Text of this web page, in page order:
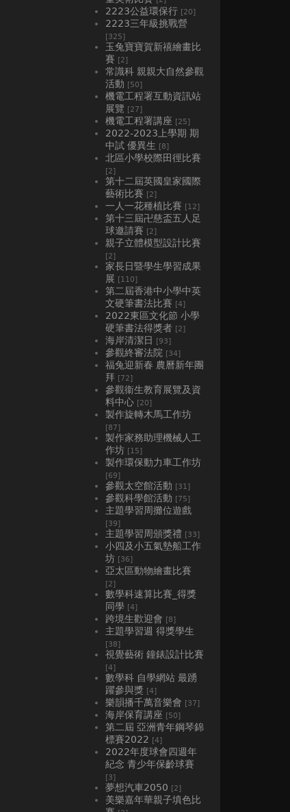
2223公益環保行 [20]
2223三年級挑戰營
[325]
玉兔寶寶賀新禧繪畫比
賽 [2]
常識科 親親大自然參觀
活動 [50]
機電工程署互動資訊站
展覽 [27]
機電工程署講座 [25]
2022-2023上學期 期
中試 優異生 [8]
北區小學校際田徑比賽
[2]
第十二屆英國皇家國際
藝術比賽 [2]
一人一花種植比賽 [12]
第十三屆卍慈盃五人足
球邀請賽 [2]
親子立體模型設計比賽
[2]
家長日暨學生學習成果
展 [110]
第二屆香港中小學中英
文硬筆書法比賽 [4]
2022東區文化節 小學
硬筆書法得獎者 [2]
海岸清潔日 [93]
參觀終審法院 [34]
福兔迎新春 農曆新年團
拜 [72]
參觀衞生教育展覽及資
料中心 [20]
製作旋轉木馬工作坊
[87]
製作家務助理機械人工
作坊 [15]
製作環保動力車工作坊
[69]
參觀太空館活動 [31]
參觀科學館活動 [75]
主題學習周攤位遊戲
[39]
主題學習周頒獎禮 [33]
小四及小五氣墊船工作
坊 [36]
亞太區動物繪畫比賽
[2]
數學科速算比賽_得獎
同學 [4]
跨境生歡迎會 [8]
主題學習週 得獎學生
[38]
視覺藝術 鐘錶設計比賽
[4]
數學科 自學網站 最踴
躍參與獎 [4]
樂韻播千萬音樂會 [37]
海岸保育講座 [50]
第二屆 亞洲青年鋼琴錦
標賽2022 [4]
2022年度球會四週年
紀念 青少年保齡球賽
[3]
夢想汽車2050 [2]
美樂嘉年華親子填色比